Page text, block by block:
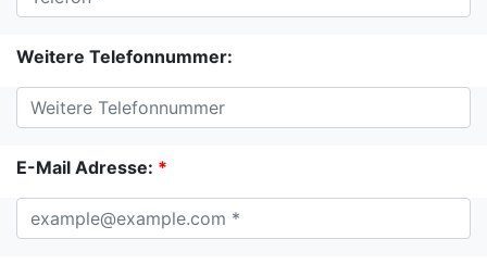
Weitere Telefonnummer:
E-Mail Adresse: *